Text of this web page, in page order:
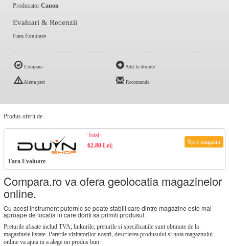
Producator Canon
Evaluari & Recenzii
Fara Evaluare
Compara Add la dorinte
Alerta pret Recomanda
Produs oferit de
Fara Evaluare
Spre magazin
Total:
62.80 Lei;
Compara.ro va ofera geolocatia magazinelor
online.
Cu acest instrument puternic se poate stabili care dintre magazine este mai
aproape de locatia in care doriti sa primiti produsul.
Preturile afisate includ TVA; linkurile, preturile si specificatiile sunt obtinute de la
magazinele listate .Parerile vizitatorilor nostri, descrierea produsului si nota magaznului
online va ajuta in a alege un produs bun